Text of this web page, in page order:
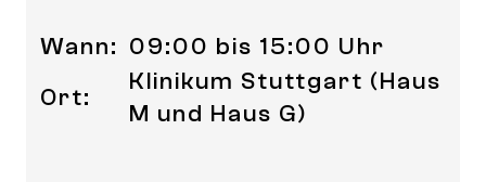
Wann: 09:00 bis 15:00 Uhr
Ort:
Klinikum Stuttgart (Haus
M und Haus G)